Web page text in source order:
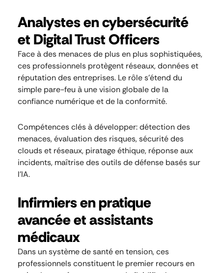
Analystes en cybersécurité
et Digital Trust Officers
Face à des menaces de plus en plus sophistiquées,
ces professionnels protègent réseaux, données et
réputation des entreprises. Le rôle s’étend du
simple pare-feu à une vision globale de la
confiance numérique et de la conformité.
Compétences clés à développer: détection des
menaces, évaluation des risques, sécurité des
clouds et réseaux, piratage éthique, réponse aux
incidents, maîtrise des outils de défense basés sur
l’IA.
Infirmiers en pratique
avancée et assistants
médicaux
Dans un système de santé en tension, ces
professionnels constituent le premier recours en